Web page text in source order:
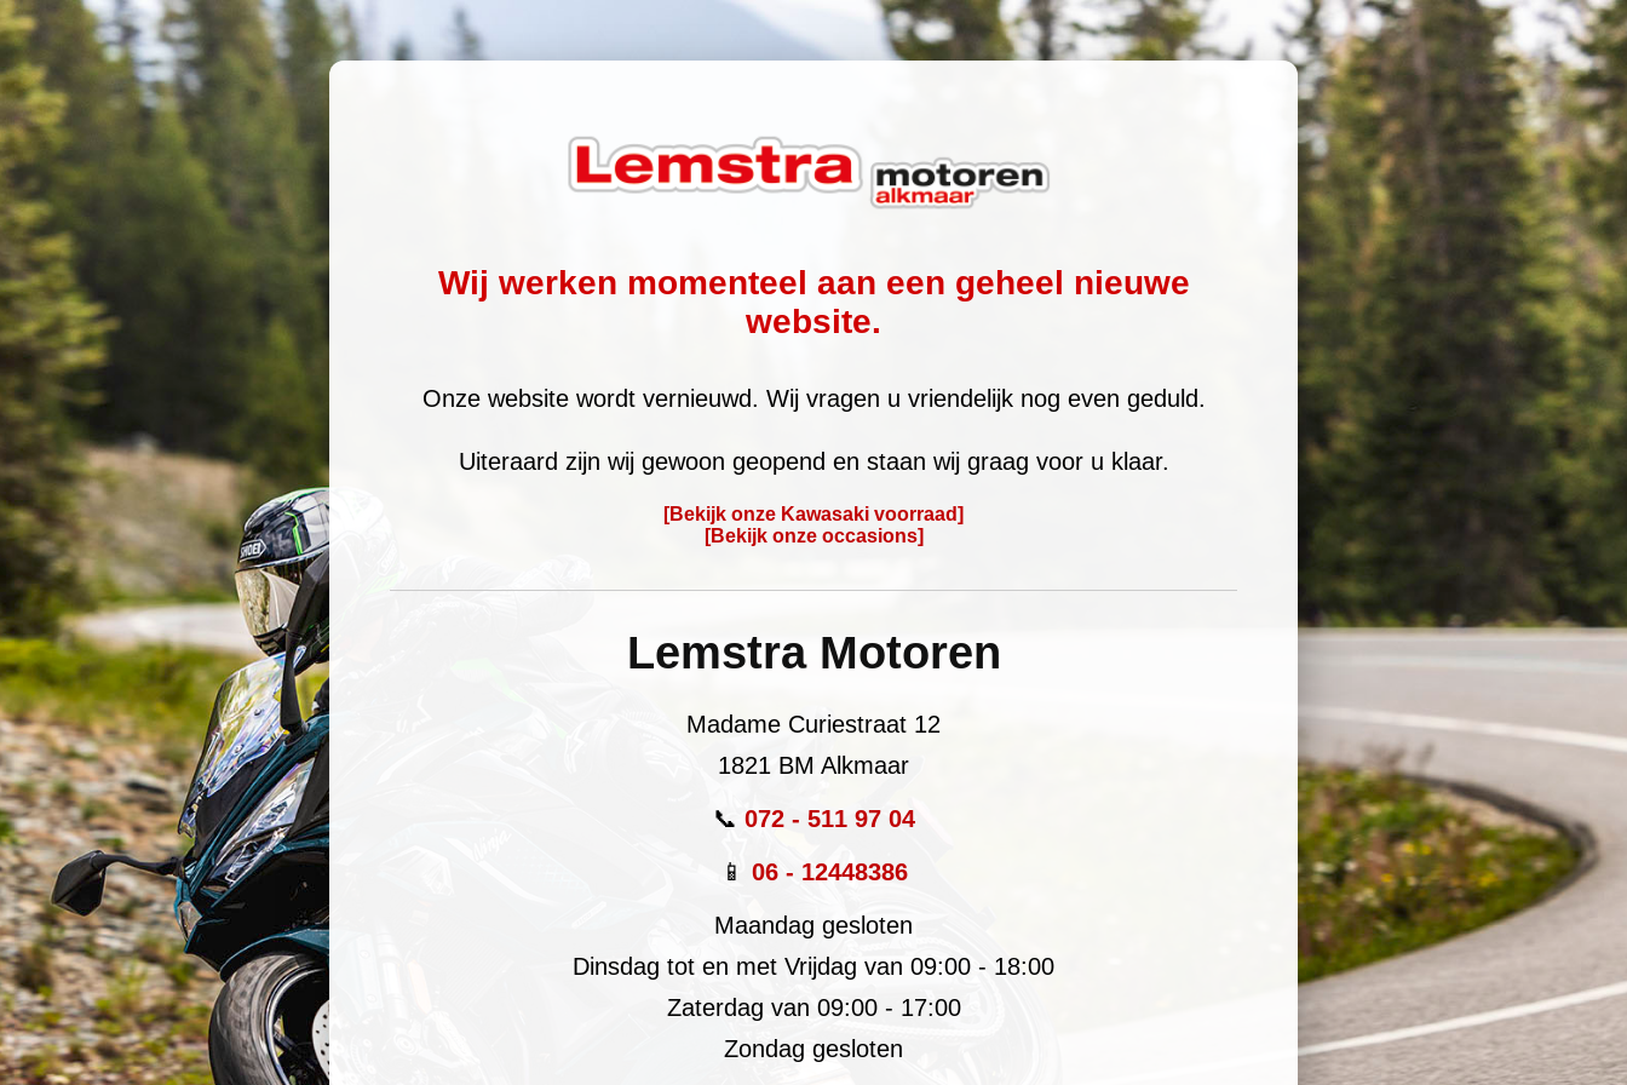
Wij werken momenteel aan een geheel nieuwe
website.
Onze website wordt vernieuwd. Wij vragen u vriendelijk nog even geduld.
Uiteraard zijn wij gewoon geopend en staan wij graag voor u klaar.
[Bekijk onze Kawasaki voorraad]
[Bekijk onze occasions]
Lemstra Motoren
Madame Curiestraat 12
1821 BM Alkmaar
📞 072 - 511 97 04
📱 06 - 12448386
Maandag gesloten
Dinsdag tot en met Vrijdag van 09:00 - 18:00
Zaterdag van 09:00 - 17:00
Zondag gesloten